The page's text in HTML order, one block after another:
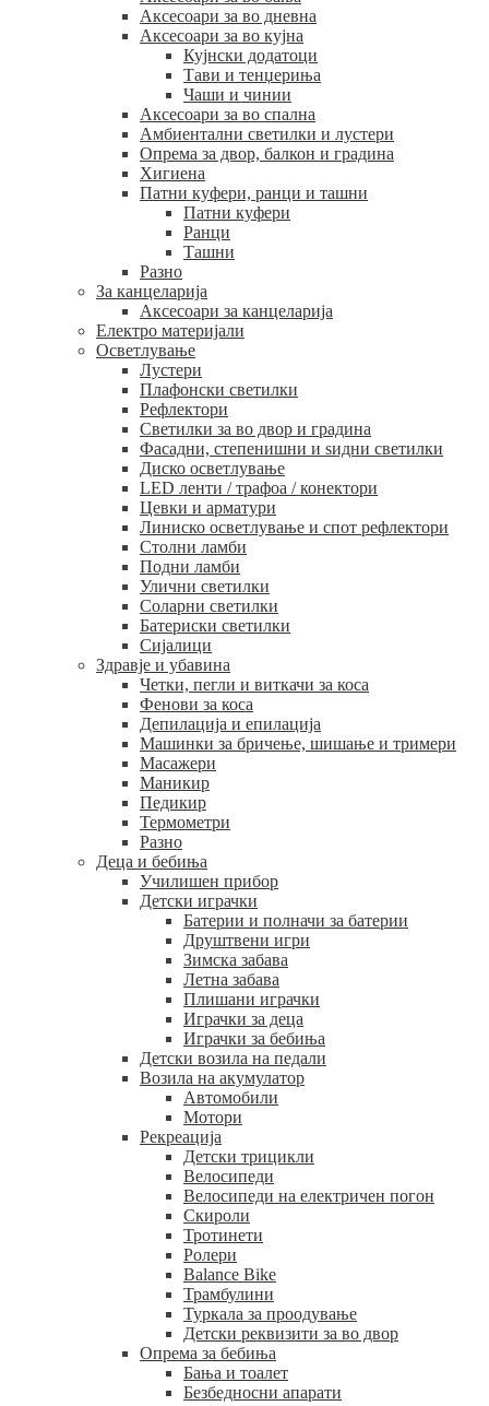
Аксесоари за во дневна
Аксесоари за во кујна
Кујнски додатоци
Тави и тенџериња
Чаши и чинии
Аксесоари за во спална
Амбиентални светилки и лустери
Опрема за двор, балкон и градина
Хигиена
Патни куфери, ранци и ташни
Патни куфери
Ранци
Ташни
Разно
За канцеларија
Аксесоари за канцеларија
Електро материјали
Осветлување
Лустери
Плафонски светилки
Рефлектори
Светилки за во двор и градина
Фасадни, степенишни и ѕидни светилки
Диско осветлување
LED ленти / трафоа / конектори
Цевки и арматури
Линиско осветлување и спот рефлектори
Столни ламби
Подни ламби
Улични светилки
Соларни светилки
Батериски светилки
Сијалици
Здравје и убавина
Четки, пегли и виткачи за коса
Фенови за коса
Депилација и епилација
Машинки за бричење, шишање и тримери
Масажери
Маникир
Педикир
Термометри
Разно
Деца и бебиња
Училишен прибор
Детски играчки
Батерии и полначи за батерии
Друштвени игри
Зимска забава
Летна забава
Плишани играчки
Играчки за деца
Играчки за бебиња
Детски возила на педали
Возила на акумулатор
Автомобили
Мотори
Рекреација
Детски трицикли
Велосипеди
Велосипеди на електричен погон
Скироли
Тротинети
Ролери
Balance Bike
Трамбулини
Туркала за проодување
Детски реквизити за во двор
Опрема за бебиња
Бања и тоалет
Безбедносни апарати